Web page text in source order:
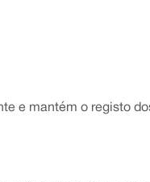
e mantém o registo